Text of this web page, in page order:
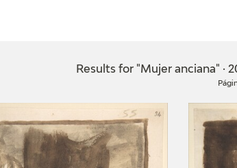
EDICIONES
Results for "Mujer anciana" ·